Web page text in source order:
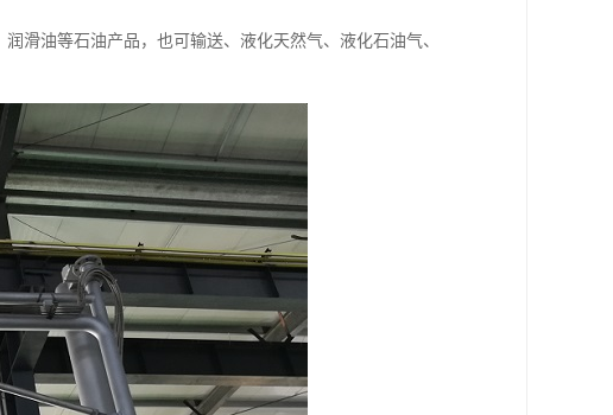
滑油等石油产品，也可输送、液化天然气、液化石油气、